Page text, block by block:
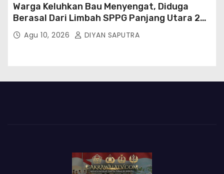
Warga Keluhkan Bau Menyengat, Diduga
Berasal Dari Limbah SPPG Panjang Utara 2
Bandar Lampung
Agu 10, 2026 DIYAN SAPUTRA